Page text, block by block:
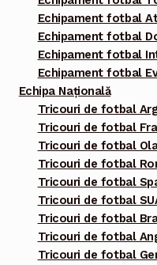
Echipament fotbal
Echipament fotbal
Echipament fotbal
Echipament fotbal
Echipa Națională
Tricouri de fotbal
Tricouri de fotbal
Tricouri de fotbal
Tricouri de fotbal
Tricouri de fotbal
Tricouri de fotbal
Tricouri de fotbal
Tricouri de fotbal
Tricouri de fotbal